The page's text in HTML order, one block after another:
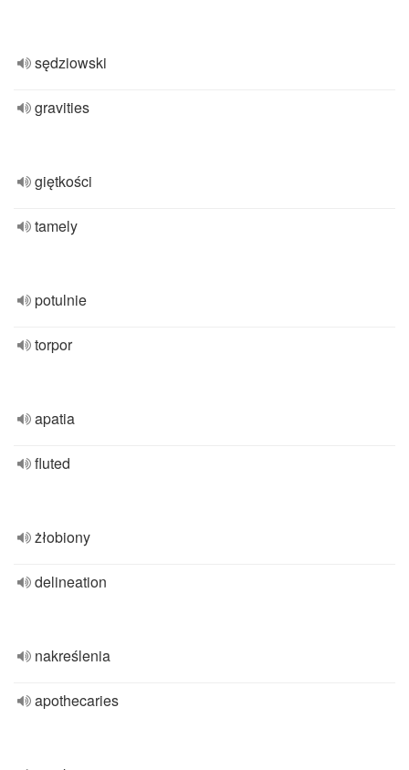
sędziowski
gravities
giętkości
tamely
potulnie
torpor
apatia
fluted
żłobiony
delineation
nakreślenia
apothecaries